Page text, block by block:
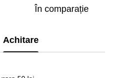
În comparație
Achitare